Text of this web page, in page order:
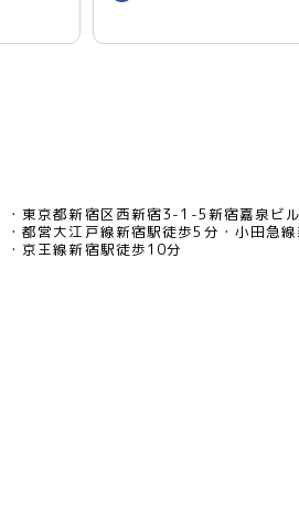
東京都新宿区西新宿3-1-5新宿嘉泉ビ
都営大江戸線新宿駅徒歩5分 小田急
京王線新宿駅徒歩10分